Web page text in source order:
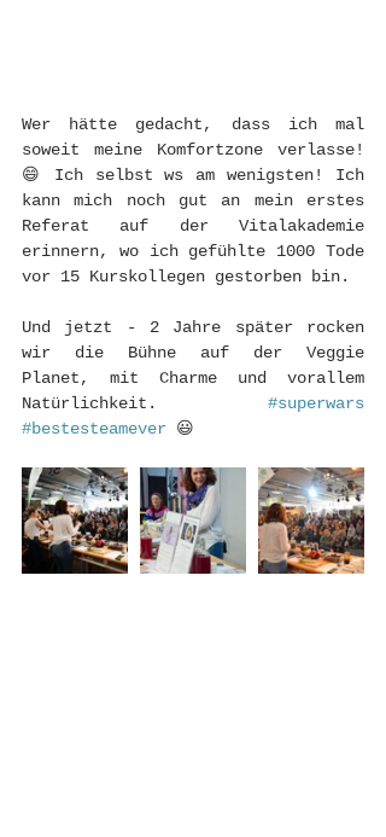
Wer hätte gedacht, dass ich mal
soweit meine Komfortzone verlasse!
😄 Ich selbst ws am wenigsten! Ich
kann mich noch gut an mein erstes
Referat auf der Vitalakademie
erinnern, wo ich gefühlte 1000 Tode
vor 15 Kurskollegen gestorben bin.
Und jetzt - 2 Jahre später rocken
wir die Bühne auf der Veggie
Planet, mit Charme und vorallem
Natürlichkeit. #superwars
#bestesteamever 😃